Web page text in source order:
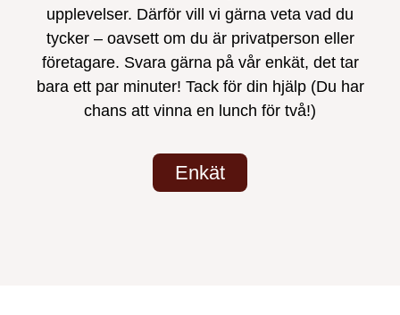
upplevelser. Därför vill vi gärna veta vad du
tycker – oavsett om du är privatperson eller
företagare. Svara gärna på vår enkät, det tar
bara ett par minuter! Tack för din hjälp (Du har
chans att vinna en lunch för två!)
Enkät